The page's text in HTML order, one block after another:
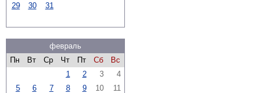
29
30 31
февраль
Пн
Вт Ср Чт Пт Сб
Вс
1
2 3
4
5
6 7 8 9 10
11